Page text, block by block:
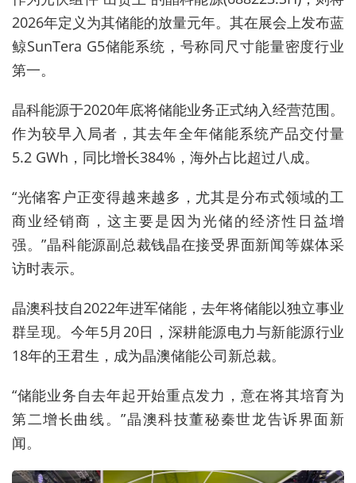
2026年定义为其储能的放量元年。其在展会上发布蓝
鲸SunTera G5储能系统，号称同尺寸能量密度行业
第一。
晶科能源于2020年底将储能业务正式纳入经营范围。
作为较早入局者，其去年全年储能系统产品交付量
5.2 GWh，同比增长384%，海外占比超过八成。
“光储客户正变得越来越多，尤其是分布式领域的工
商业经销商，这主要是因为光储的经济性日益增
强。”晶科能源副总裁钱晶在接受界面新闻等媒体采
访时表示。
晶澳科技自2022年进军储能，去年将储能以独立事业
群呈现。今年5月20日，深耕能源电力与新能源行业
18年的王君生，成为晶澳储能公司新总裁。
“储能业务自去年起开始重点发力，意在将其培育为
第二增长曲线。”晶澳科技董秘秦世龙告诉界面新
闻。